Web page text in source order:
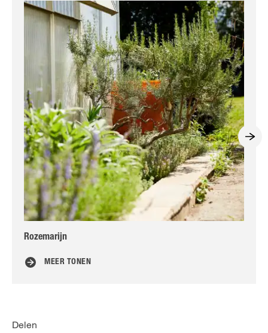
Rozemarijn
MEER TONEN
Delen